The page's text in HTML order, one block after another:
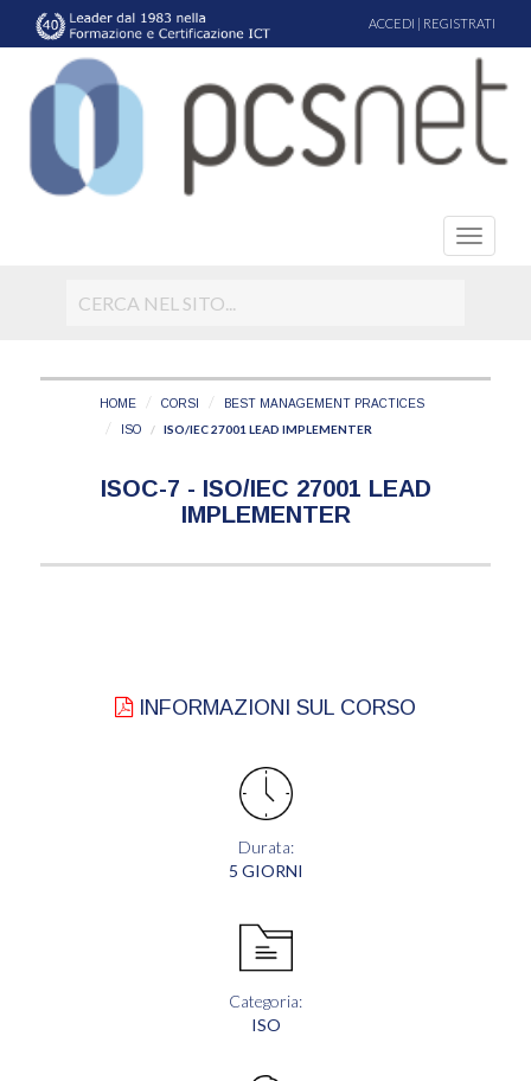
ACCEDI | REGISTRATI
HOME CORSI
BEST MANAGEMENT PRACTICES
ISO
ISO/IEC 27001 LEAD IMPLEMENTER
ISOC-7 - ISO/IEC 27001 LEAD
IMPLEMENTER
INFORMAZIONI SUL CORSO
Durata:
5 GIORNI
Categoria:
ISO